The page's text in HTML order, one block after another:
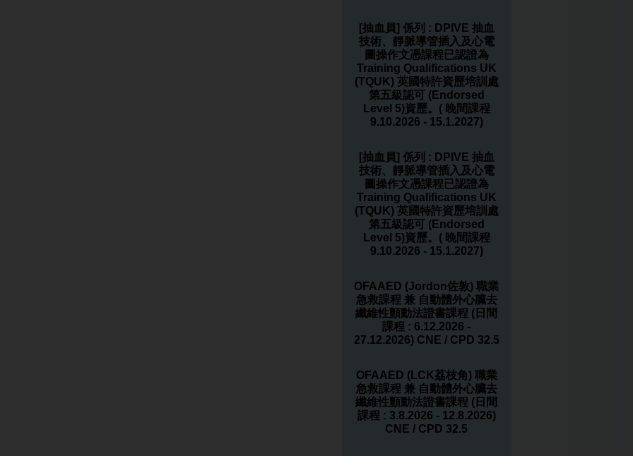
[抽血員] 係列 : DPIVE 抽血
技術、靜脈導管插入及心電
圖操作文憑課程已認證為
Training Qualifications UK
(TQUK) 英國特許資歷培訓處
第五級認可 (Endorsed
Level 5)資歷。( 晚間課程
9.10.2026 - 15.1.2027)
[抽血員] 係列 : DPIVE 抽血
技術、靜脈導管插入及心電
圖操作文憑課程已認證為
Training Qualifications UK
(TQUK) 英國特許資歷培訓處
第五級認可 (Endorsed
Level 5)資歷。( 晚間課程
9.10.2026 - 15.1.2027)
OFAAED (Jordon佐敦) 職業
急救課程 兼 自動體外心臟去
纖維性顫動法證書課程 (日間
課程 : 6.12.2026 -
27.12.2026) CNE / CPD 32.5
OFAAED (LCK荔枝角) 職業
急救課程 兼 自動體外心臟去
纖維性顫動法證書課程 (日間
課程 : 3.8.2026 - 12.8.2026)
CNE / CPD 32.5